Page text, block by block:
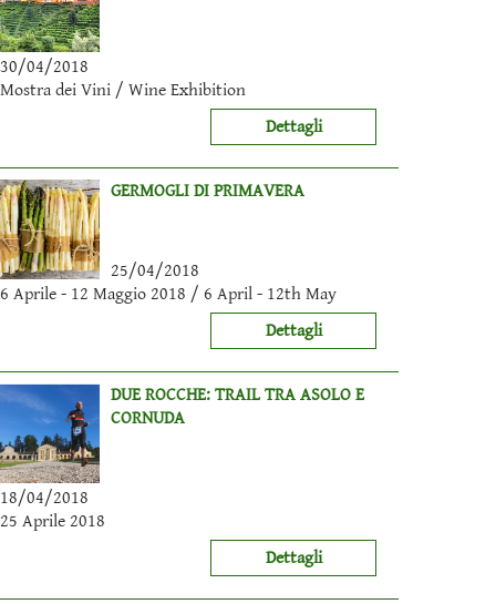
30/04/2018
Mostra dei Vini / Wine Exhibition
Dettagli
GERMOGLI DI PRIMAVERA
25/04/2018
6 Aprile - 12 Maggio 2018 / 6 April - 12th May
Dettagli
DUE ROCCHE: TRAIL TRA ASOLO E
CORNUDA
18/04/2018
25 Aprile 2018
Dettagli